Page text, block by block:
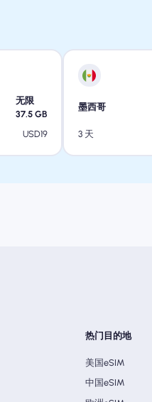
无限
37.5 GB
USD19
墨西哥
3 天
热门目的地
美国eSIM
中国eSIM